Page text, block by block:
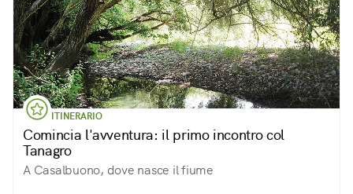
ITINERARIO
Comincia l'avventura: il primo incontro col
Tanagro
A Casalbuono, dove nasce il fiume